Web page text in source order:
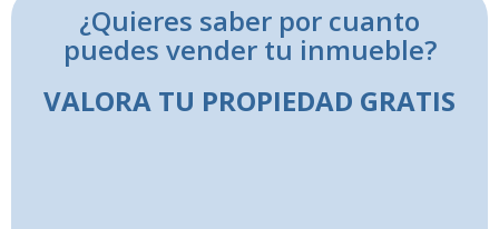
¿Quieres saber por cuanto
puedes vender tu inmueble?
VALORA TU PROPIEDAD GRATIS